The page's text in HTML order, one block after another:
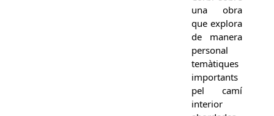
una obra
que explora
de manera
personal
temàtiques
importants
pel camí
interior